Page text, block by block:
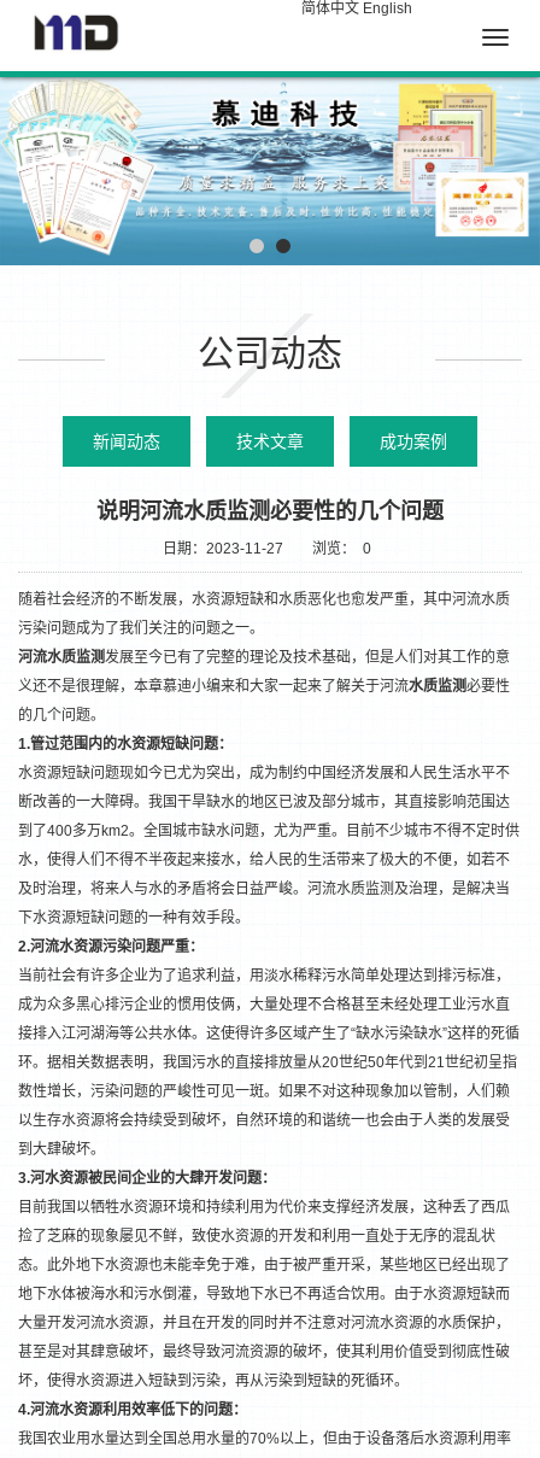
简体中文 English
Toggle
1 2
公司动态
新闻动态 技术文章 成功案例
说明河流水质监测必要性的几个问题
日期：2023-11-27 浏览： 0
随着社会经济的不断发展，水资源短缺和水质恶化也愈发严重，其中河流水质
污染问题成为了我们关注的问题之一。
河流水质监测发展至今已有了完整的理论及技术基础，但是人们对其工作的意
义还不是很理解，本章慕迪小编来和大家一起来了解关于河流水质监测必要性
的几个问题。
1.管过范围内的水资源短缺问题：
水资源短缺问题现如今已尤为突出，成为制约中国经济发展和人民生活水平不
断改善的一大障碍。我国干旱缺水的地区已波及部分城市，其直接影响范围达
到了400多万km2。全国城市缺水问题，尤为严重。目前不少城市不得不定时供
水，使得人们不得不半夜起来接水，给人民的生活带来了极大的不便，如若不
及时治理，将来人与水的矛盾将会日益严峻。河流水质监测及治理，是解决当
下水资源短缺问题的一种有效手段。
2.河流水资源污染问题严重：
当前社会有许多企业为了追求利益，用淡水稀释污水简单处理达到排污标准，
成为众多黑心排污企业的惯用伎俩，大量处理不合格甚至未经处理工业污水直
接排入江河湖海等公共水体。这使得许多区域产生了“缺水污染缺水”这样的死循
环。据相关数据表明，我国污水的直接排放量从20世纪50年代到21世纪初呈指
数性增长，污染问题的严峻性可见一斑。如果不对这种现象加以管制，人们赖
以生存水资源将会持续受到破坏，自然环境的和谐统一也会由于人类的发展受
到大肆破坏。
3.河水资源被民间企业的大肆开发问题：
目前我国以牺牲水资源环境和持续利用为代价来支撑经济发展，这种丢了西瓜
捡了芝麻的现象屡见不鲜，致使水资源的开发和利用一直处于无序的混乱状
态。此外地下水资源也未能幸免于难，由于被严重开采，某些地区已经出现了
地下水体被海水和污水倒灌，导致地下水已不再适合饮用。由于水资源短缺而
大量开发河流水资源，并且在开发的同时并不注意对河流水资源的水质保护，
甚至是对其肆意破坏，最终导致河流资源的破坏，使其利用价值受到彻底性破
坏，使得水资源进入短缺到污染，再从污染到短缺的死循环。
4.河流水资源利用效率低下的问题：
我国农业用水量达到全国总用水量的70%以上，但由于设备落后水资源利用率